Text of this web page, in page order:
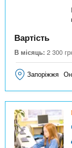
Вартість
В місяць: 2 300
Запоріжжя